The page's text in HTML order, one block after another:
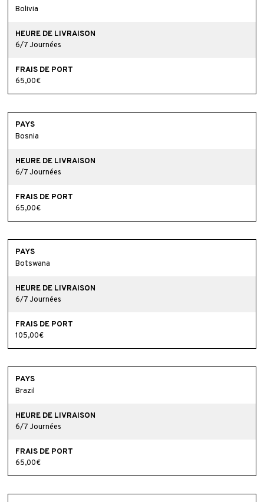
Bolivia
6/7 Journées
65,00€
Bosnia
6/7 Journées
65,00€
Botswana
6/7 Journées
105,00€
Brazil
6/7 Journées
65,00€